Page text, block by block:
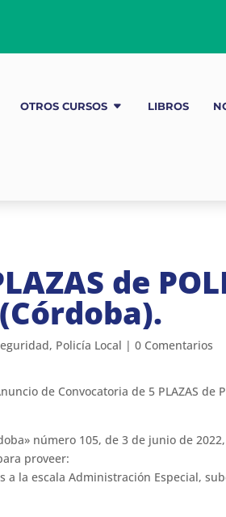
OTROS CURSOS LIBROS
de
, Policía Local | 0 Comentarios
de Convocatoria de 5 PLAZAS de
número 105, de 3 de junio de
proveer:
la escala Administración Especial,